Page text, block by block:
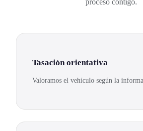
proceso contigo.
Tasación orientativa
Valoramos el vehículo según la